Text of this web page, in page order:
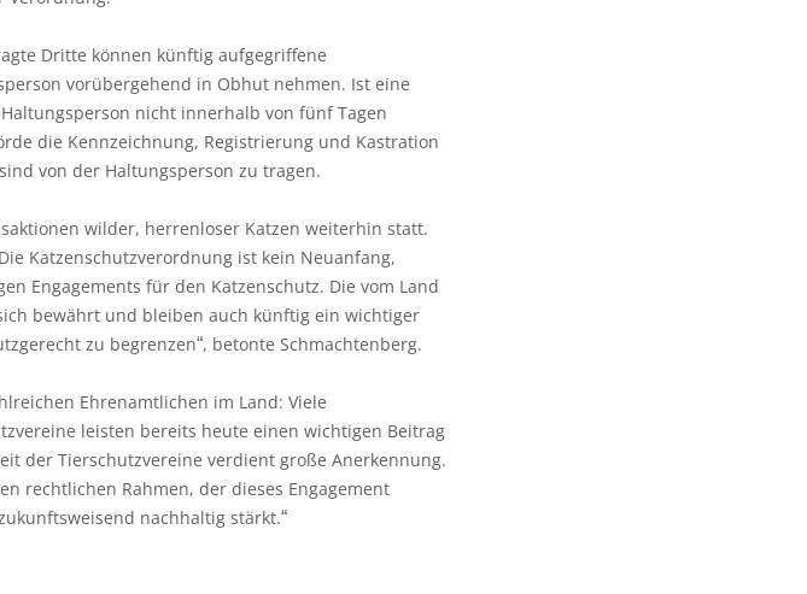
Dritte können künftig aufgegriffene
vorübergehend in Obhut nehmen. Ist eine
nicht innerhalb von fünf Tagen
die Kennzeichnung, Registrierung und Kastration
von der Haltungsperson zu tragen.
wilder, herrenloser Katzen weiterhin statt.
Die Katzenschutzverordnung ist kein Neuanfang,
Engagements für den Katzenschutz. Die vom Land
bewährt und bleiben auch künftig ein wichtiger
zu begrenzen“, betonte Schmachtenberg.
Ehrenamtlichen im Land: Viele
leisten bereits heute einen wichtigen Beitrag
der Tierschutzvereine verdient große Anerkennung.
rechtlichen Rahmen, der dieses Engagement
nachhaltig stärkt.“